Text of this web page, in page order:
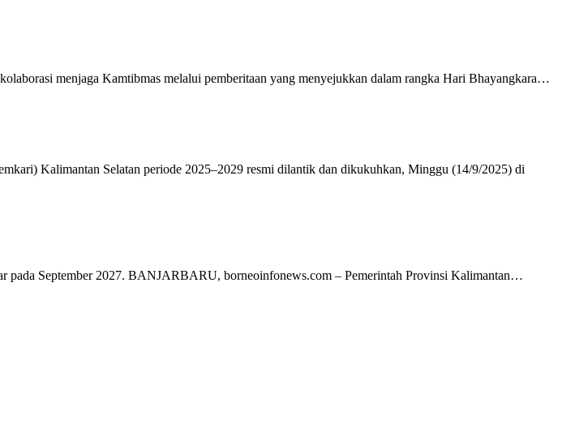
menjaga Kamtibmas melalui pemberitaan yang menyejukkan dalam rangka Hari Bhayangkara…
Kalimantan Selatan periode 2025–2029 resmi dilantik dan dikukuhkan, Minggu (14/9/2025) di
pada September 2027. BANJARBARU, borneoinfonews.com – Pemerintah Provinsi Kalimantan…